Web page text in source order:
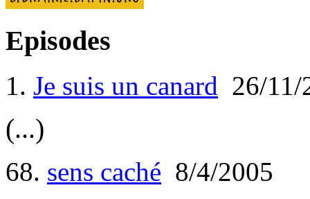
Episodes
1. Je suis un canard 26/11/
(...)
68. sens caché 8/4/2005